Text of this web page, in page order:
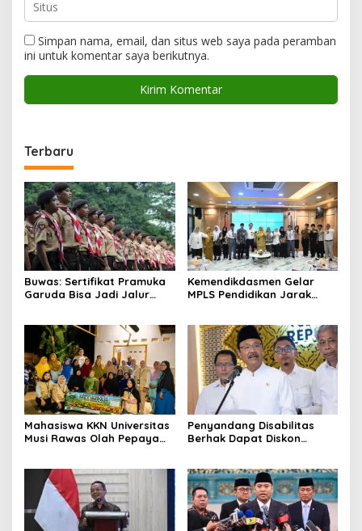
Simpan nama, email, dan situs web saya pada peramban
ini untuk komentar saya berikutnya.
Terbaru
Buwas: Sertifikat Pramuka
Garuda Bisa Jadi Jalur
Kemendikdasmen Gelar
MPLS Pendidikan Jarak
Mahasiswa KKN Universitas
Musi Rawas Olah Pepaya
Desa Air Satan
Penyandang Disabilitas
Berhak Dapat Diskon